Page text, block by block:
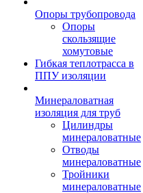
Опоры трубопровода
Опоры
скользящие
хомутовые
Гибкая теплотрасса в
ППУ изоляции
Минераловатная
изоляция для труб
Цилиндры
минераловатные
Отводы
минераловатные
Тройники
минераловатные